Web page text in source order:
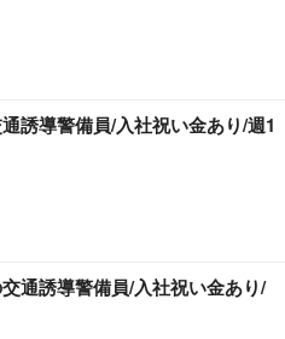
誘導警備員/入社祝い金あり/週1
通誘導警備員/入社祝い金あり/